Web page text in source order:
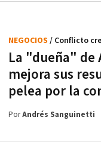
La "dueña" de
mejora sus
pelea por la
NEGOCIOS / Conflicto
PorAndrés Sanguinetti